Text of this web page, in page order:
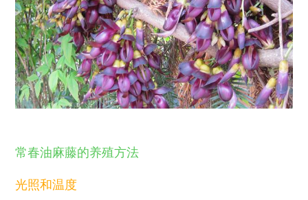
常春油麻藤的养殖方法
光照和温度